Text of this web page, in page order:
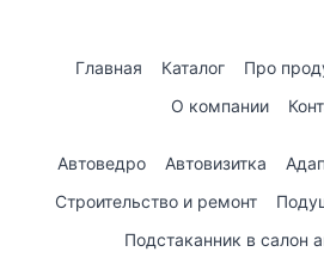
Главная Каталог Про
О компании
Автоведро Автовизитка
Строительство и ремонт
Подстаканник в салон